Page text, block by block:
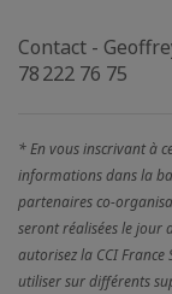
Contact -
78 222 76 75
* En vous inscrivant à
informations dans la
partenaires co-
seront réalisées le jour
autorisez la CCI France
utiliser sur différents